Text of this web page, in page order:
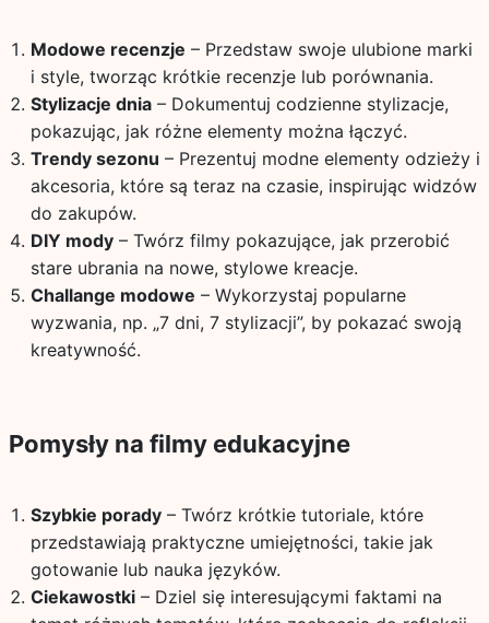
Modowe recenzje – Przedstaw swoje ulubione marki
i style, tworząc krótkie recenzje lub porównania.
Stylizacje dnia– Dokumentuj codzienne stylizacje,
pokazując, jak różne elementy można łączyć.
Trendy sezonu – Prezentuj modne elementy odzieży i
akcesoria, które są teraz na czasie, inspirując widzów
do zakupów.
DIY mody– Twórz filmy pokazujące, jak przerobić
stare ubrania na nowe, stylowe kreacje.
Challange modowe – Wykorzystaj popularne
wyzwania, np. „7 dni, 7 stylizacji”, by pokazać swoją
kreatywność.
Pomysły na filmy edukacyjne
Szybkie porady– Twórz krótkie tutoriale, które
przedstawiają praktyczne umiejętności, takie jak
gotowanie lub nauka języków.
Ciekawostki– Dziel się interesującymi faktami na